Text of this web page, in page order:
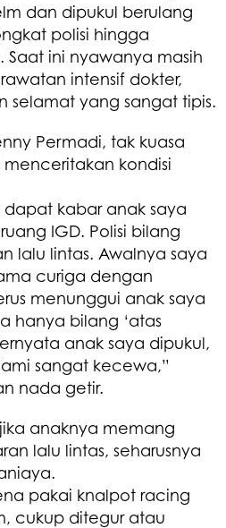
dan dipukul berulang
polisi hingga
ini nyawanya masih
intensif dokter,
selamat yang sangat tipis.
Permadi, tak kuasa
kondisi
kabar anak saya
IGD. Polisi bilang
lalu lintas. Awalnya saya
curiga dengan
menunggui anak saya
hanya bilang ‘atas
anak saya dipukul,
sangat kecewa,”
nada getir.
anaknya memang
lalu lintas, seharusnya
pakai knalpot racing
cukup ditegur atau